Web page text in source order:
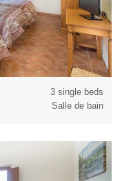
3 single beds
Salle de bain